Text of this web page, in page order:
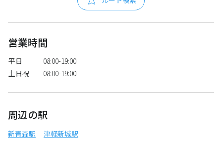
営業時間
平日
08:00-19:00
土日祝
08:00-19:00
周辺の駅
新青森駅 津軽新城駅